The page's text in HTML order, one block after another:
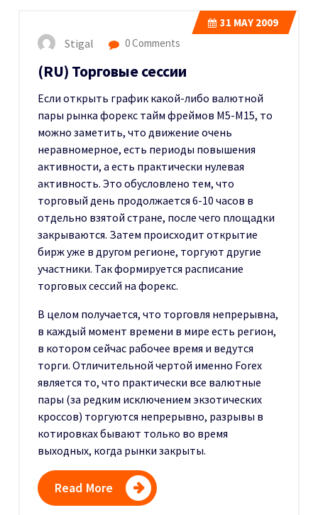
31 MAY 2009
Stigal 0 Comments
(RU) Торговые сессии
Если открыть график какой-либо валютной
пары рынка форекс тайм фреймов М5-М15, то
можно заметить, что движение очень
неравномерное, есть периоды повышения
активности, а есть практически нулевая
активность. Это обусловлено тем, что
торговый день продолжается 6-10 часов в
отдельно взятой стране, после чего площадки
закрываются. Затем происходит открытие
бирж уже в другом регионе, торгуют другие
участники. Так формируется расписание
торговых сессий на форекс.
В целом получается, что торговля непрерывна,
в каждый момент времени в мире есть регион,
в котором сейчас рабочее время и ведутся
торги. Отличительной чертой именно Forex
является то, что практически все валютные
пары (за редким исключением экзотических
кроссов) торгуются непрерывно, разрывы в
котировках бывают только во время
выходных, когда рынки закрыты.
Read More